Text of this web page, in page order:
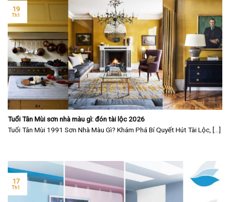
Tuổi Tân Mùi sơn nhà màu gì: đón tài lộc 2026
Tuổi Tân Mùi 1991 Sơn Nhà Màu Gì? Khám Phá Bí Quyết Hút Tài Lộc, [...]
19
Th1
17
Th1